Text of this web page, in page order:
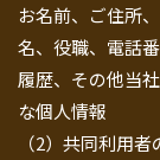
お名前、ご住所
名、役職、電話
履歴、その他当
な個人情報
（2）共同利用